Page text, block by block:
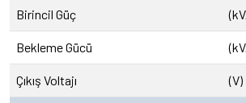
Birincil Güç
Bekleme Gücü
Çıkış Voltajı (V)